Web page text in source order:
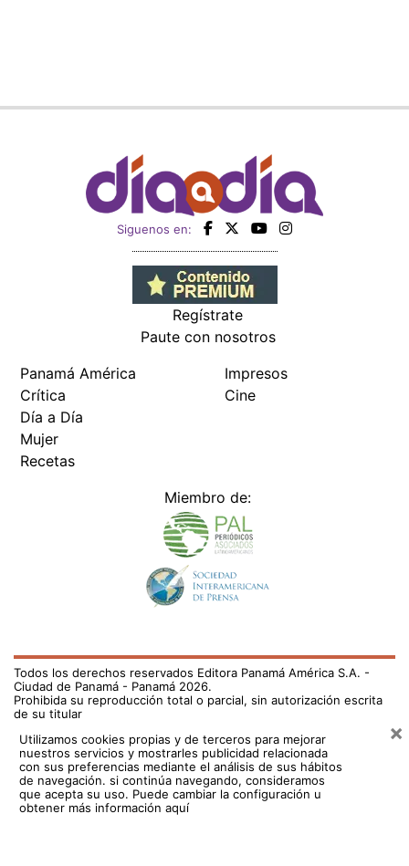
Siguenos en:
Regístrate
Paute con nosotros
Panamá América
Crítica
Día a Día
Mujer
Recetas
Impresos
Cine
Miembro de:
Todos los derechos reservados Editora Panamá América S.A. -
Ciudad de Panamá - Panamá 2026.
Prohibida su reproducción total o parcial, sin autorización escrita
de su titular
Utilizamos cookies propias y de terceros para mejorar
nuestros servicios y mostrarles publicidad relacionada
con sus preferencias mediante el análisis de sus hábitos
de navegación. si continúa navegando, consideramos
que acepta su uso. Puede cambiar la configuración u
obtener más información aquí
×